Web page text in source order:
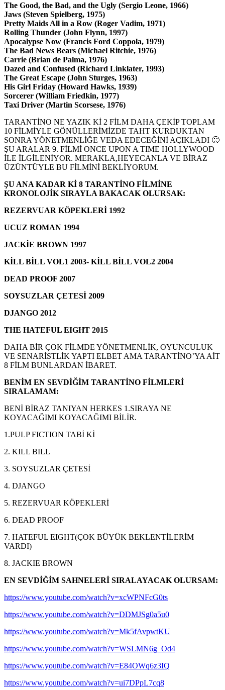
The Good, the Bad, and the Ugly (Sergio Leone, 1966)
Jaws (Steven Spielberg, 1975)
Pretty Maids All in a Row (Roger Vadim, 1971)
Rolling Thunder (John Flynn, 1997)
Apocalypse Now (Francis Ford Coppola, 1979)
The Bad News Bears (Michael Ritchie, 1976)
Carrie (Brian de Palma, 1976)
Dazed and Confused (Richard Linklater, 1993)
The Great Escape (John Sturges, 1963)
His Girl Friday (Howard Hawks, 1939)
Sorcerer (William Friedkin, 1977)
Taxi Driver (Martin Scorsese, 1976)
TARANTİNO NE YAZIK Kİ 2 FİLM DAHA ÇEKİP TOPLAM
10 FİLMİYLE GÖNÜLLERİMİZDE TAHT KURDUKTAN
SONRA YÖNETMENLİĞE VEDA EDECEĞİNİ AÇIKLADI 🙁
ŞU ARALAR 9. FİLMİ ONCE UPON A TIME HOLLYWOOD
İLE İLGİLENİYOR. MERAKLA,HEYECANLA VE BİRAZ
ÜZÜNTÜYLE BU FİLMİNİ BEKLİYORUM.
ŞU ANA KADAR Kİ 8 TARANTİNO FİLMİNE
KRONOLOJİK SIRAYLA BAKACAK OLURSAK:
REZERVUAR KÖPEKLERİ 1992
UCUZ ROMAN 1994
JACKİE BROWN 1997
KİLL BİLL VOL1 2003- KİLL BİLL VOL2 2004
DEAD PROOF 2007
SOYSUZLAR ÇETESİ 2009
DJANGO 2012
THE HATEFUL EIGHT 2015
DAHA BİR ÇOK FİLMDE YÖNETMENLİK, OYUNCULUK
VE SENARİSTLİK YAPTI ELBET AMA TARANTİNO’YA AİT
8 FİLM BUNLARDAN İBARET.
BENİM EN SEVDİĞİM TARANTİNO FİLMLERİ
SIRALAMAM:
BENİ BİRAZ TANIYAN HERKES 1.SIRAYA NE
KOYACAĞIMI KOYACAĞIMI BİLİR.
1.PULP FICTION TABİ Kİ
2. KILL BILL
3. SOYSUZLAR ÇETESİ
4. DJANGO
5. REZERVUAR KÖPEKLERİ
6. DEAD PROOF
7. HATEFUL EIGHT(ÇOK BÜYÜK BEKLENTİLERİM
VARDI)
8. JACKIE BROWN
EN SEVDİĞİM SAHNELERİ SIRALAYACAK OLURSAM:
https://www.youtube.com/watch?v=xcWPNFcG0ts
https://www.youtube.com/watch?v=DDMJSg0a5u0
https://www.youtube.com/watch?v=Mk5fAvpwtKU
https://www.youtube.com/watch?v=WSLMN6g_Od4
https://www.youtube.com/watch?v=E84OWq6z3IQ
https://www.youtube.com/watch?v=ui7DPpL7cq8